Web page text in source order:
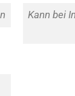
Kann bei